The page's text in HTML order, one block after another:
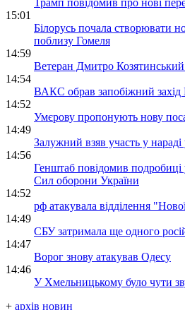
Трамп повідомив про нові
15:01
Білорусь почала створювати
поблизу Гомеля
14:59
Ветеран Дмитро Козятинський
14:54
ВАКС обрав запобіжний захід
14:52
Умєрову пропонують нову
14:49
Залужний взяв участь у нараді
14:56
Генштаб повідомив подробиці
Сил оборони України
14:52
рф атакувала відділення
14:49
СБУ затримала ще одного
14:47
Ворог знову атакував Одесу
14:46
У Хмельницькому було чути
+ архів новин